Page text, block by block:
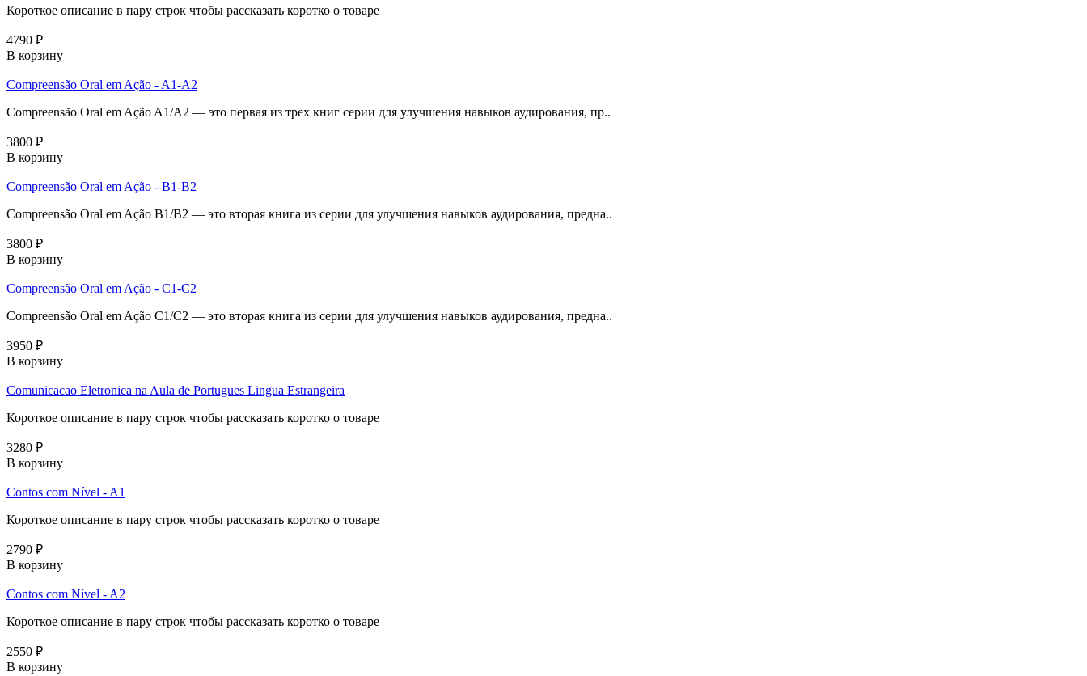
Короткое описание в пару строк чтобы рассказать коротко о товаре
4790 ₽
В корзину
Compreensão Oral em Ação - A1-A2
Compreensão Oral em Ação A1/A2 — это первая из трех книг серии для улучшения навыков аудирования, пр..
3800 ₽
В корзину
Compreensão Oral em Ação - B1-B2
Compreensão Oral em Ação B1/B2 — это вторая книга из серии для улучшения навыков аудирования, предна..
3800 ₽
В корзину
Compreensão Oral em Ação - C1-C2
Compreensão Oral em Ação C1/C2 — это вторая книга из серии для улучшения навыков аудирования, предна..
3950 ₽
В корзину
Comunicacao Eletronica na Aula de Portugues Lingua Estrangeira
Короткое описание в пару строк чтобы рассказать коротко о товаре
3280 ₽
В корзину
Contos com Nível - A1
Короткое описание в пару строк чтобы рассказать коротко о товаре
2790 ₽
В корзину
Contos com Nível - A2
Короткое описание в пару строк чтобы рассказать коротко о товаре
2550 ₽
В корзину